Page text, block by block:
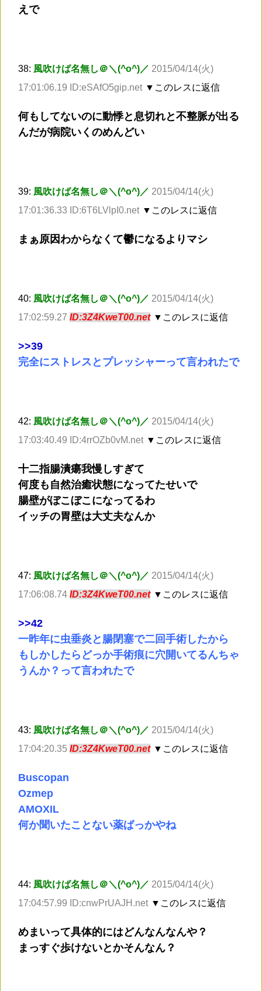
えで
38: 風吹けば名無し＠＼(^o^)／ 2015/04/14(火)
17:01:06.19 ID:eSAfO5gip.net ▼このレスに返信
何もしてないのに動悸と息切れと不整脈が出る
んだが病院いくのめんどい
39: 風吹けば名無し＠＼(^o^)／ 2015/04/14(火)
17:01:36.33 ID:6T6LVlpI0.net ▼このレスに返信
まぁ原因わからなくて鬱になるよりマシ
40: 風吹けば名無し＠＼(^o^)／ 2015/04/14(火)
17:02:59.27 ID:3Z4KweT00.net ▼このレスに返信
>>39
完全にストレスとプレッシャーって言われたで
42: 風吹けば名無し＠＼(^o^)／ 2015/04/14(火)
17:03:40.49 ID:4rrOZb0vM.net ▼このレスに返信
十二指腸潰瘍我慢しすぎて
何度も自然治癒状態になってたせいで
腸壁がぼこぼこになってるわ
イッチの胃壁は大丈夫なんか
47: 風吹けば名無し＠＼(^o^)／ 2015/04/14(火)
17:06:08.74 ID:3Z4KweT00.net ▼このレスに返信
>>42
一昨年に虫垂炎と腸閉塞で二回手術したから
もしかしたらどっか手術痕に穴開いてるんちゃ
うんか？って言われたで
43: 風吹けば名無し＠＼(^o^)／ 2015/04/14(火)
17:04:20.35 ID:3Z4KweT00.net ▼このレスに返信
Buscopan
Ozmep
AMOXIL
何か聞いたことない薬ばっかやね
44: 風吹けば名無し＠＼(^o^)／ 2015/04/14(火)
17:04:57.99 ID:cnwPrUAJH.net ▼このレスに返信
めまいって具体的にはどんなんなんや？
まっすぐ歩けないとかそんなん？